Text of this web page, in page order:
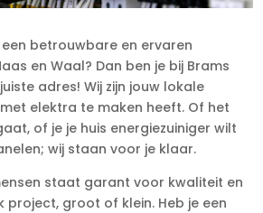
betrouwbare en ervaren
en Waal? Dan ben je bij Brams
adres! Wij zijn jouw lokale
elektra te maken heeft. Of het
of je je huis energiezuiniger wilt
wij staan voor je klaar.
staat garant voor kwaliteit en
project, groot of klein. Heb je een